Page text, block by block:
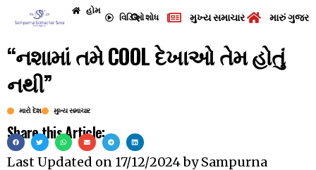
હોમ
વિડિઓશોધ મુખ્ય સમાચાર મારું
“નશામાં તમે COOL દેખાઓ તેમ હોતું
નથી”
મારો દેશ મુખ્ય સમાચાર
Share this Article:
Last Updated on 17/12/2024bySampurna